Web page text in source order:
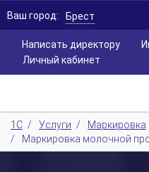
Написать директору
Личный кабинет
Ваш город: Брест
1С / Услуги /
Маркировка
/
Маркировка молочной